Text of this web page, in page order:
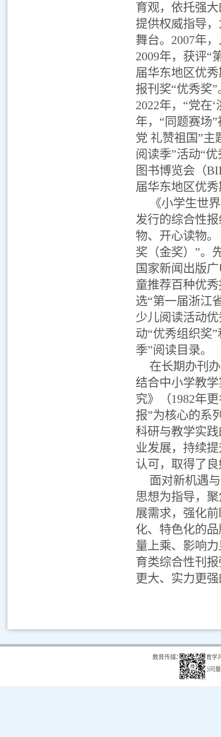
育观，依托强
提供权威指导
舞台。2007年
2009年，获评“
届华东地区优
报刊奖“优秀奖
2022年，“党在
年，“同题赛场
党 礼赞祖国”主
阅读季”活动“
图书博览会（
届华东地区优
《小学生世
发行的综合性
物、开心读物
奖（金奖）”。
国家新闻出版
童推荐百种优
选“第一届浙江
少儿阅读活动
动“优秀组织奖
季”阅读目录。
在长期办刊
结合中小学教
究》（1982年
报”为核心的系
科研与教学实
业发展，持续
认可，取得了
面对新机遇
思想为指导，
展需求，强化
化、特色化的
量上乘、影响
育类综合性刊
更大、实力更
教育传媒发展中心（教
总访问